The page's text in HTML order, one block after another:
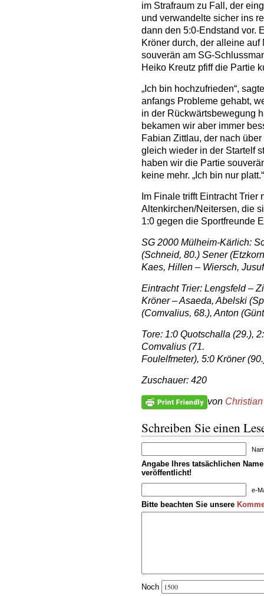
im Strafraum zu Fall, der
und verwandelte sicher ins
dann den 5:0-Endstand vor.
Kröner durch, der alleine
souverän am SG-
Heiko Kreutz pfiff die Partie
„Ich bin hochzufrieden“,
anfangs Probleme gehabt,
in der Rückwärtsbewegung
bekamen wir aber immer
Fabian Zittlau, der nach
gleich wieder in der Startelf
haben wir die Partie
keine mehr. „Ich bin nur platt.“
Im Finale trifft Eintracht
Altenkirchen/Neitersen, die
1:0 gegen die Sportfreunde
SG 2000 Mülheim-Kärlich:
(Schneid, 80.) Sener
Kaes, Hillen – Wiersch,
Eintracht Trier: Lengsfeld –
Kröner – Asaeda, Abelski
(Comvalius, 68.), Anton
Tore: 1:0 Quotschalla (29.),
Comvalius (71.
Foulelfmeter), 5:0 Kröner
Zuschauer: 420
von
Schreiben Sie einen
Angabe Ihres tatsächlichen
veröffentlicht!
e-
Bitte beachten Sie unsere
Noch